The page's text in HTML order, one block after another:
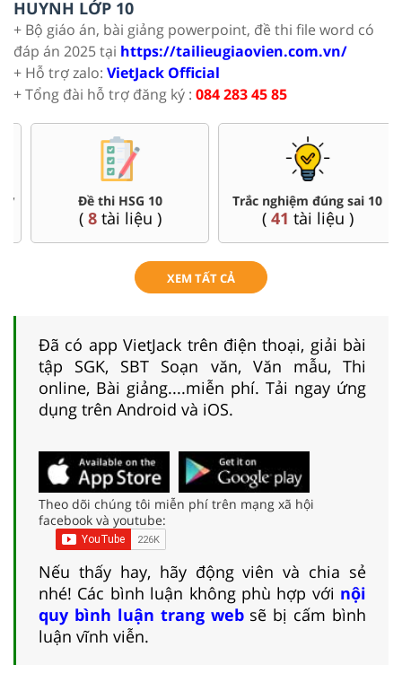
HUYNH LỚP 10
+ Bộ giáo án, bài giảng powerpoint, đề thi file word có
đáp án 2025 tại https://tailieugiaovien.com.vn/
+ Hỗ trợ zalo: VietJack Official
+ Tổng đài hỗ trợ đăng ký : 084 283 45 85
Đề thi HSG 10
8tài liệu )
Trắc nghiệm đúng sai 10
41tài liệu )
XEM TẤT CẢ
Đã có app VietJack trên điện thoại, giải bài
tập SGK, SBT Soạn văn, Văn mẫu, Thi
online, Bài giảng....miễn phí. Tải ngay ứng
dụng trên Android và iOS.
Theo dõi chúng tôi miễn phí trên mạng xã hội
facebook và youtube:
Nếu thấy hay, hãy động viên và chia sẻ
nhé! Các bình luận không phù hợp với nội
quy bình luận trang websẽ bị cấm bình
luận vĩnh viễn.